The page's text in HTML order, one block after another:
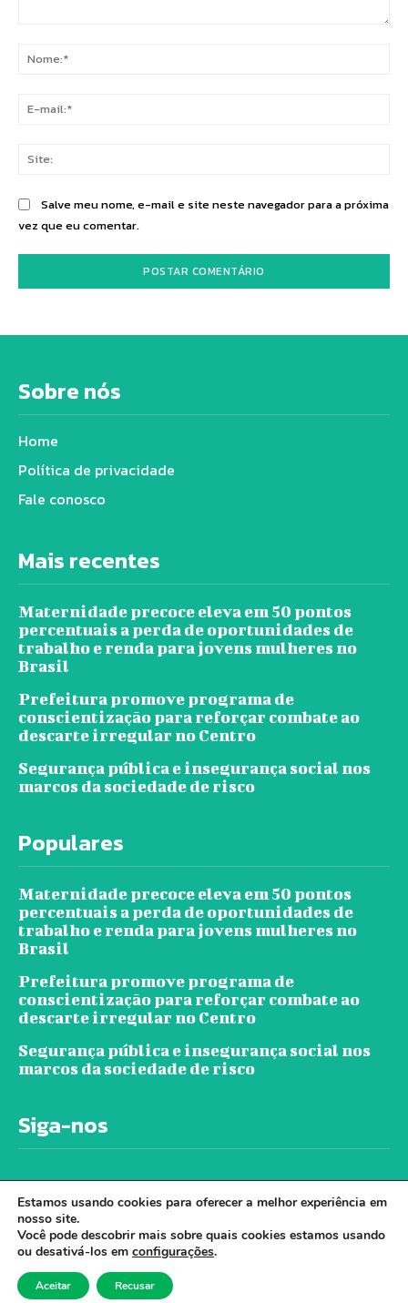
Salve meu nome, e-mail e site neste navegador para a próxima
vez que eu comentar.
Sobre nós
Home
Política de privacidade
Fale conosco
Mais recentes
Maternidade precoce eleva em 50 pontos
percentuais a perda de oportunidades de
trabalho e renda para jovens mulheres no
Brasil
Prefeitura promove programa de
conscientização para reforçar combate ao
descarte irregular no Centro
Segurança pública e insegurança social nos
marcos da sociedade de risco
Populares
Maternidade precoce eleva em 50 pontos
percentuais a perda de oportunidades de
trabalho e renda para jovens mulheres no
Brasil
Prefeitura promove programa de
conscientização para reforçar combate ao
descarte irregular no Centro
Segurança pública e insegurança social nos
marcos da sociedade de risco
Siga-nos
© Jornal Ver A Cidade - Todos os direitos
reservados. - Desenvolvido por Cloudbe.
Estamos usando cookies para oferecer a melhor experiência em
nosso site.
Você pode descobrir mais sobre quais cookies estamos usando
ou desativá-los em configurações.
Aceitar Recusar